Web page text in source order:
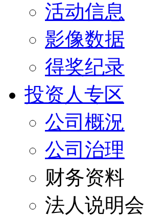
活动信息
影像数据
得奖纪录
投资人专区
公司概況
公司治理
财务资料
法人说明会